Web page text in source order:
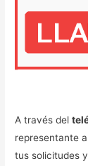
A través del
representante
tus solicitudes